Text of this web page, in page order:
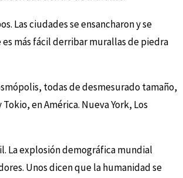
Las ciudades se ensancharon y se
más fácil derribar murallas de piedra
todas de desmesurado tamaño,
en América. Nueva York, Los
La explosión demográfica mundial
Unos dicen que la humanidad se